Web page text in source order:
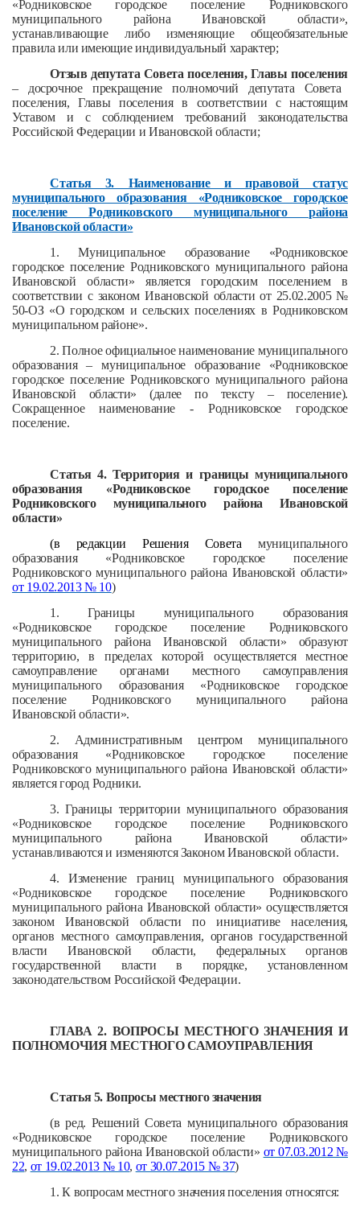
«Родниковское городское поселение Родниковского
муниципального района Ивановской области»,
устанавливающие либо изменяющие общеобязательные
правила или имеющие индивидуальный характер;
Отзыв депутата Совета поселения, Главы поселения
– досрочное прекращение полномочий депутата Совета
поселения, Главы поселения в соответствии с настоящим
Уставом и с соблюдением требований законодательства
Российской Федерации и Ивановской области;
Статья 3. Наименование и правовой статус
муниципального образования «Родниковское городское
поселение Родниковского муниципального района
Ивановской области»
1. Муниципальное образование «Родниковское
городское поселение Родниковского муниципального района
Ивановской области» является городским поселением в
соответствии с законом Ивановской области от 25.02.2005 №
50-ОЗ «О городском и сельских поселениях в Родниковском
муниципальном районе».
2. Полное официальное наименование муниципального
образования – муниципальное образование «Родниковское
городское поселение Родниковского муниципального района
Ивановской области» (далее по тексту – поселение).
Сокращенное наименование - Родниковское городское
поселение.
Статья 4. Территория и границы муниципального
образования «Родниковское городское поселение
Родниковского муниципального района Ивановской
области»
(в редакции Решения Совета муниципального
образования «Родниковское городское поселение
Родниковского муниципального района Ивановской области»
от 19.02.2013 № 10)
1. Границы муниципального образования
«Родниковское городское поселение Родниковского
муниципального района Ивановской области» образуют
территорию, в пределах которой осуществляется местное
самоуправление органами местного самоуправления
муниципального образования «Родниковское городское
поселение Родниковского муниципального района
Ивановской области».
2. Административным центром муниципального
образования «Родниковское городское поселение
Родниковского муниципального района Ивановской области»
является город Родники.
3. Границы территории муниципального образования
«Родниковское городское поселение Родниковского
муниципального района Ивановской области»
устанавливаются и изменяются Законом Ивановской области.
4. Изменение границ муниципального образования
«Родниковское городское поселение Родниковского
муниципального района Ивановской области» осуществляется
законом Ивановской области по инициативе населения,
органов местного самоуправления, органов государственной
власти Ивановской области, федеральных органов
государственной власти в порядке, установленном
законодательством Российской Федерации.
ГЛАВА 2. ВОПРОСЫ МЕСТНОГО ЗНАЧЕНИЯ И
ПОЛНОМОЧИЯМЕСТНОГО САМОУПРАВЛЕНИЯ
Статья 5. Вопросы местного значения
(в ред. Решений Совета муниципального образования
«Родниковское городское поселение Родниковского
муниципального района Ивановской области» от 07.03.2012 №
22, от 19.02.2013 № 10, от 30.07.2015 № 37)
1. К вопросам местного значения поселения относятся: